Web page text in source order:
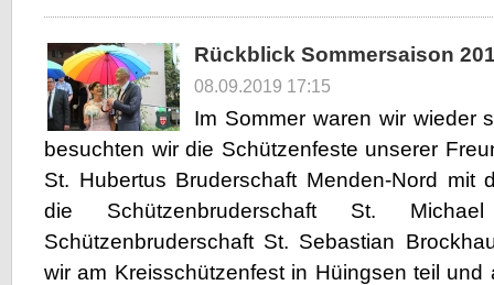
Rückblick Sommersaison
08.09.2019 17:15
Im Sommer waren wir wieder
besuchten wir die Schützenfeste unserer
St. Hubertus Bruderschaft Menden-Nord mit
die Schützenbruderschaft St.
Schützenbruderschaft St. Sebastian
wir am Kreisschützenfest in Hüingsen teil